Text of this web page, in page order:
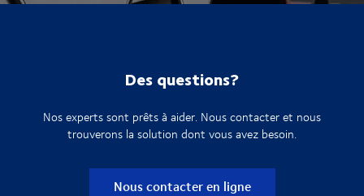
Des questions?
Nos experts sont prêts à aider. Nous contacter et nous
trouverons la solution dont vous avez besoin.
Nous contacter en ligne